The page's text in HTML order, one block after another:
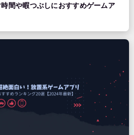
時間や暇つぶしにおすすめゲームア